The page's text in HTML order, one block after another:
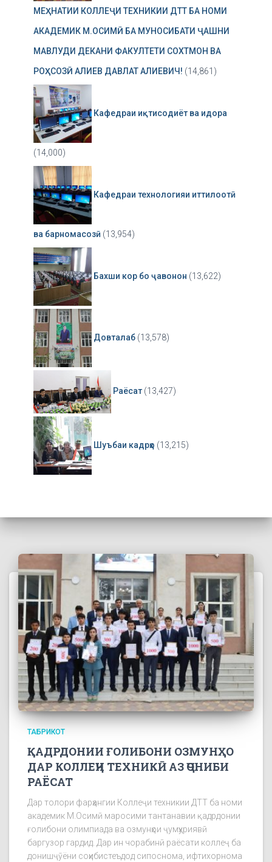
МЕҲНАТИИ КОЛЛЕҶИ ТЕХНИКИИ ДТТ БА НОМИ
АКАДЕМИК М.ОСИМӢ БА МУНОСИБАТИ ҶАШНИ
МАВЛУДИ ДЕКАНИ ФАКУЛТЕТИ СОХТМОН ВА
РОҲСОЗӢ АЛИЕВ ДАВЛАТ АЛИЕВИЧ! (14,861)
Кафедраи иқтисодиёт ва идора
(14,000)
Кафедраи технологияи иттилоотӣ
ва барномасозӣ (13,954)
Бахши кор бо ҷавонон (13,622)
Довталаб (13,578)
Раёсат (13,427)
Шуъбаи кадрҳо (13,215)
ТАБРИКОТ
ҚАДРДОНИИ ҒОЛИБОНИ ОЗМУНҲО
ДАР КОЛЛЕҶИ ТЕХНИКӢ АЗ ҶОНИБИ
РАЁСАТ
Дар толори фарҳангии Коллеҷи техникии ДТТ ба номи
академик М.Осимӣ маросими тантанавии қадрдонии
ғолибони олимпиада ва озмунҳои ҷумҳуриявӣ
баргузор гардид. Дар ин чорабинӣ раёсати коллеҷ ба
донишҷӯёни соҳибистеъдод сипоснома, ифтихорнома